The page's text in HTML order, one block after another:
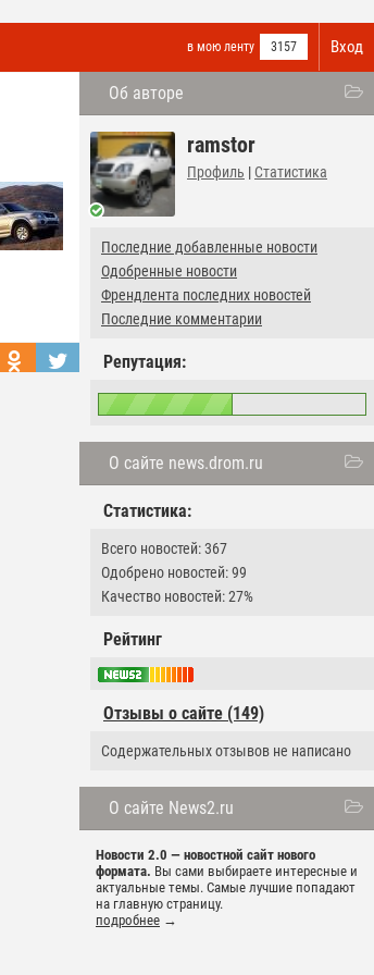
Вход
в мою ленту 3157
Об авторе
ramstor
Профиль | Статистика
Последние добавленные новости
Одобренные новости
Френдлента последних новостей
Последние комментарии
Репутация:
О сайте news.drom.ru
Статистика:
Всего новостей: 367
Одобрено новостей: 99
Качество новостей: 27%
Рейтинг
Отзывы о сайте (149)
Содержательных отзывов не написано
О сайте News2.ru
Новости 2.0 — новостной сайт нового
формата. Вы сами выбираете интересные и
актуальные темы. Самые лучшие попадают
на главную страницу.
подробнее →